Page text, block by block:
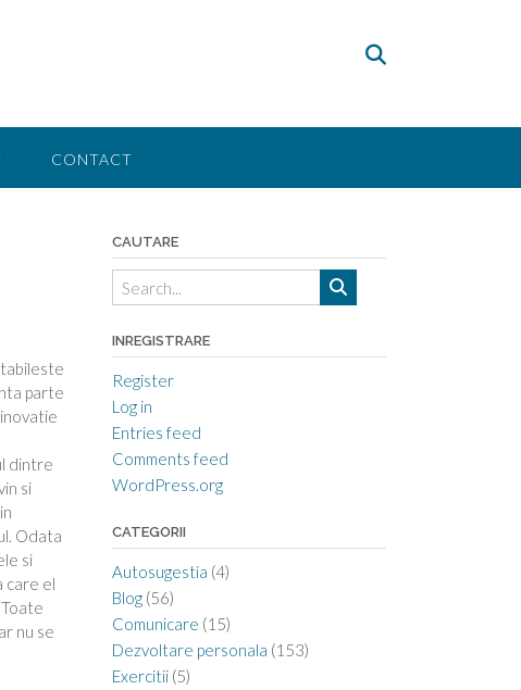
CONTACT
parte
dintre
si
Odata
si
care el
nu se
CAUTARE
INREGISTRARE
Register
Log in
Entries feed
Comments feed
WordPress.org
CATEGORII
Autosugestia (4)
Blog(56)
Comunicare (15)
Dezvoltare personala (153)
Exercitii(5)